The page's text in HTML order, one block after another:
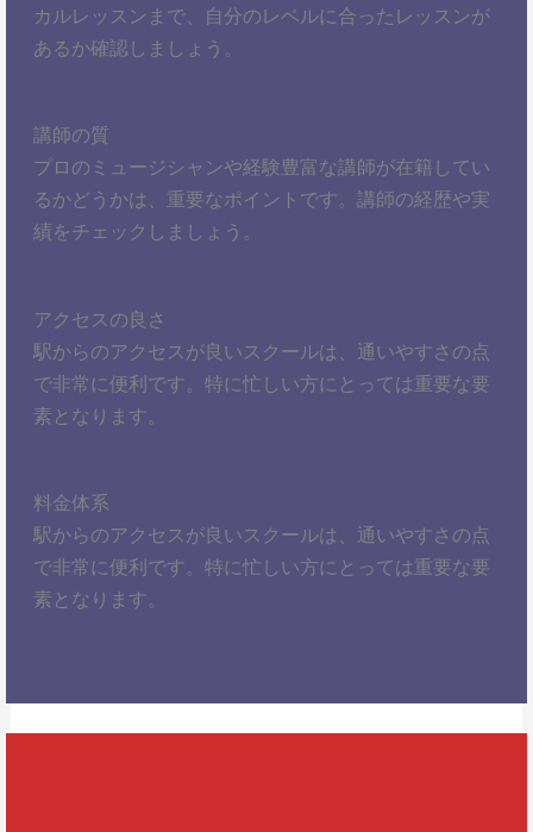
カルレッスンまで、自分のレベルに合ったレッスンが
あるか確認しましょう。
講師の質
プロのミュージシャンや経験豊富な講師が在籍してい
るかどうかは、重要なポイントです。講師の経歴や実
績をチェックしましょう。
アクセスの良さ
駅からのアクセスが良いスクールは、通いやすさの点
で非常に便利です。特に忙しい方にとっては重要な要
素となります。
料金体系
駅からのアクセスが良いスクールは、通いやすさの点
で非常に便利です。特に忙しい方にとっては重要な要
素となります。